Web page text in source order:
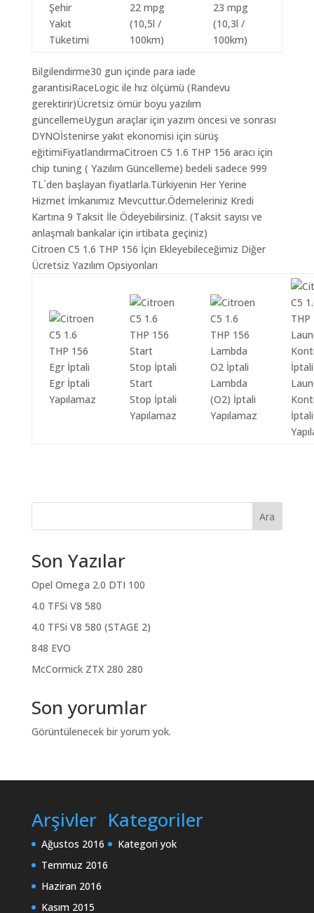
Şehir
Yakıt
Tüketimi
22 mpg
(10,5l /
100km)
23 mpg
(10,3l /
100km)
Bilgilendirme30 gun içinde para iade
garantisiRaceLogic ile hız ölçümü (Randevu
gerektirir)Ücretsiz ömür boyu yazılım
güncellemeUygun araçlar için yazım öncesi ve sonrası
DYNOİstenirse yakıt ekonomisi için sürüş
eğitimiFiyatlandırmaCitroen C5 1.6 THP 156 aracı için
chip tuning ( Yazılım Güncelleme) bedeli sadece 999
TL`den başlayan fiyatlarla.Türkiyenin Her Yerine
Hizmet İmkanımız Mevcuttur.Ödemeleriniz Kredi
Kartına 9 Taksit İle Ödeyebilirsiniz. (Taksit sayısı ve
anlaşmalı bankalar için irtibata geçiniz)
Citroen C5 1.6 THP 156 İçin Ekleyebileceğimiz Diğer
Ücretsiz Yazılım Opsiyonları
Egr İptali
Yapılamaz
Start
Stop İptali
Yapılamaz
Lambda
(O2) İptali
Yapılamaz
İptali
Ara
Son Yazılar
Opel Omega 2.0 DTI 100
4.0 TFSi V8 580
4.0 TFSi V8 580 (STAGE 2)
848 EVO
McCormick ZTX 280 280
Son yorumlar
Görüntülenecek bir yorum yok.
Arşivler
Ağustos 2016
Temmuz 2016
Haziran 2016
Kasım 2015
Kategoriler
Kategori yok